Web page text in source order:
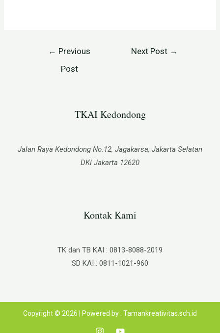
← Previous
Post
Next Post →
TKAI Kedondong​
Jalan Raya Kedondong No.12, Jagakarsa, Jakarta Selatan
DKI Jakarta 12620
Kontak Kami
TK dan TB KAI : 0813-8088-2019
SD KAI : 0811-1021-960
Copyright © 2026 | Powered by . Tamankreativitas.sch.id